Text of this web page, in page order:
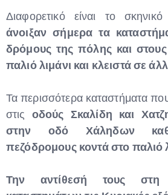
Διαφορετικό είναι το
άνοιξαν σήμερα τα
δρόμους της πόλης και
παλιό λιμάνι και κλειστά σε
Τα περισσότερα καταστήματα
στις οδούς Σκαλίδη και
στην οδό Χάληδων
πεζόδρομους κοντά στο παλιό
Την αντίθεσή τους στη